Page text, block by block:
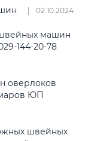
02.10.2024
машин
144-20-78
оверлоков
ЮП
швейных